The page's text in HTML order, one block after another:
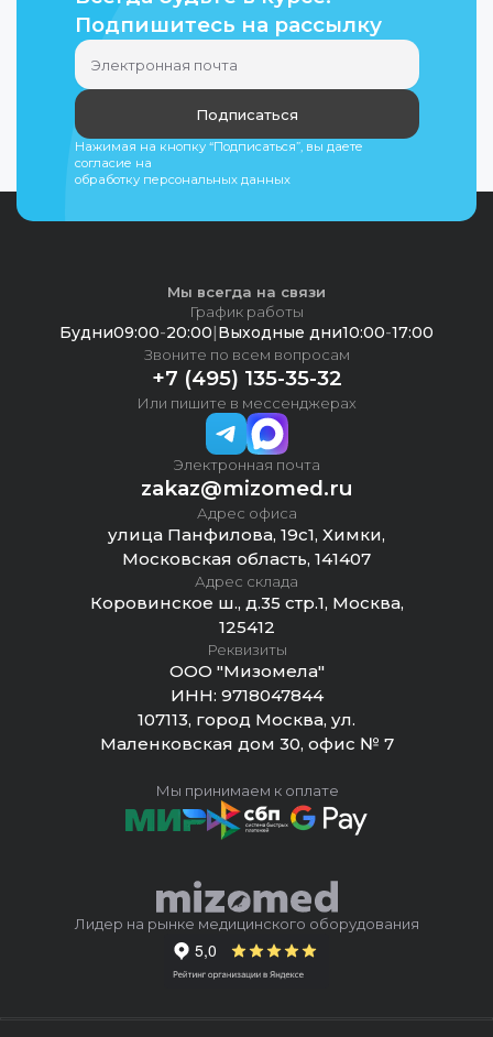
Подпишитесь на рассылку
Подписаться
Нажимая на кнопку “Подписаться”, вы даете
согласие на
обработку персональных данных
Мы всегда на связи
График работы
Будни09:00-20:00 Выходные дни10:00-17:00
Звоните по всем вопросам
+7 (495) 135-35-32
Или пишите в мессенджерах
Электронная почта
zakaz@mizomed.ru
Адрес офиса
улица Панфилова, 19с1, Химки,
Московская область, 141407
Адрес склада
Коровинское ш., д.35 стр.1, Москва,
125412
Реквизиты
ООО "Мизомела"
ИНН: 9718047844
107113, город Москва, ул.
Маленковская дом 30, офис № 7
Лидер на рынке медицинского оборудования
Мы принимаем к оплате